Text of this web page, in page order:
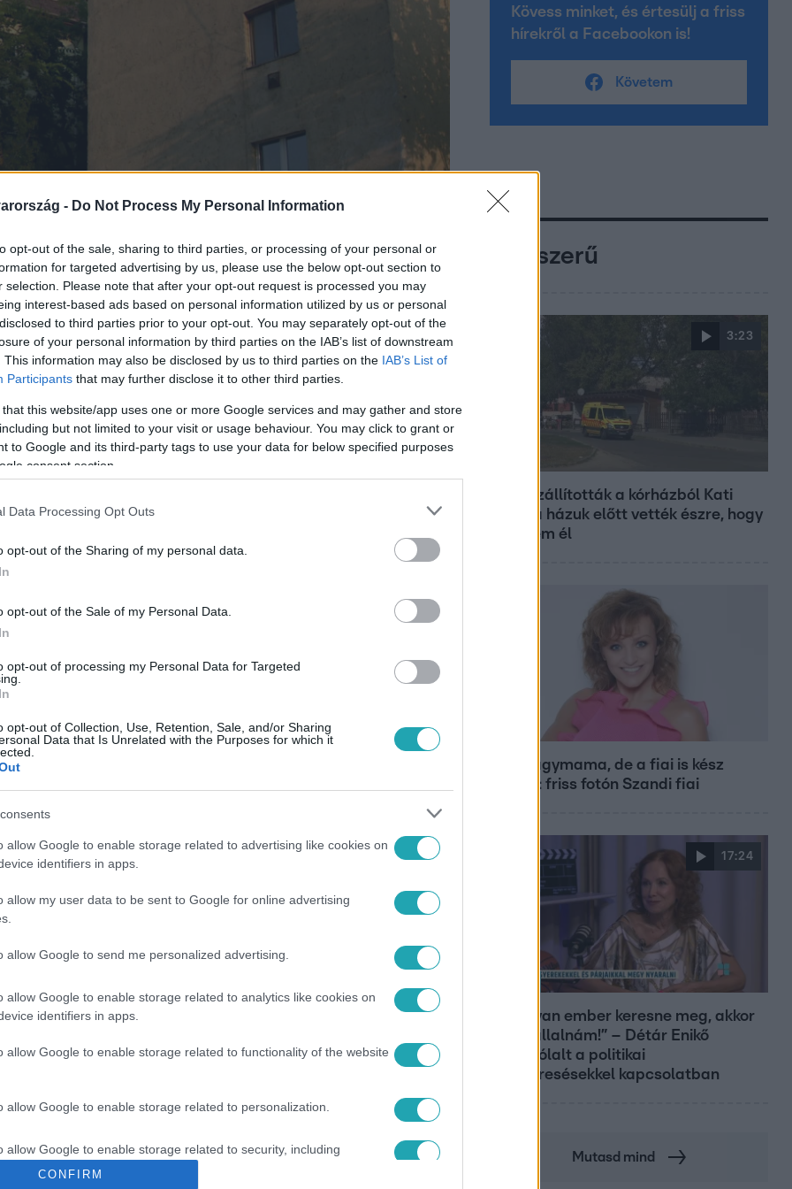
- Do Not Process My Personal Information
opt-out of the sale, sharing to third parties, or processing of your personal or
for targeted advertising by us, please use the below opt-out section to
selection. Please note that after your opt-out request is processed you may
interest-based ads based on personal information utilized by us or personal
to third parties prior to your opt-out. You may separately opt-out of the
of your personal information by third parties on the IAB’s list of downstream
This information may also be disclosed by us to third parties on the IAB’s List of
Participants that may further disclose it to other third parties.
that this website/app uses one or more Google services and may gather and store
but not limited to your visit or usage behaviour. You may click to grant or
to Google and its third-party tags to use your data for below specified purposes
consent section.
Data Processing Opt Outs
opt-out of the Sharing of my personal data.
opt-out of the Sale of my Personal Data.
opt-out of processing my Personal Data for Targeted
opt-out of Collection, Use, Retention, Sale, and/or Sharing
Data that Is Unrelated with the Purposes for which it
allow Google to enable storage related to advertising like cookies on
identifiers in apps.
allow my user data to be sent to Google for online advertising
allow Google to send me personalized advertising.
allow Google to enable storage related to analytics like cookies on
identifiers in apps.
allow Google to enable storage related to functionality of the website
allow Google to enable storage related to personalization.
allow Google to enable storage related to security, including
functionality and fraud prevention, and other user protection.
CONFIRM
Hős utcai gettó mindenképp az. Két
a drogbiznisz, és a legmocskosabb
a rendőrök szeme láttára. Most épp
ami – ahogy a környéken mondják –
nem juthat be a gettóba, nekünk
készítenünk.
legyen a Google-találatokban!
#DROG #REJTETT KAMERÁS FELVÉTEL #RTL
Kövess minket, és értesülj a friss
hírekről a Facebookon is!
Követem
Népszerű
3:23
Hazaszállították a kórházból Kati
nénit, a házuk előtt vették észre, hogy
már nem él
Már nagymama, de a fiai is kész
férfiak: friss fotón Szandi fiai
17:24
„Ha olyan ember keresne meg, akkor
sem vállalnám!” – Détár Enikő
megszólalt a politikai
megkeresésekkel kapcsolatban
Mutasd mind